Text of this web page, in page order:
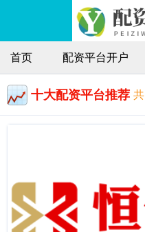
首页 配资平台开户
十大配资平台推荐 共